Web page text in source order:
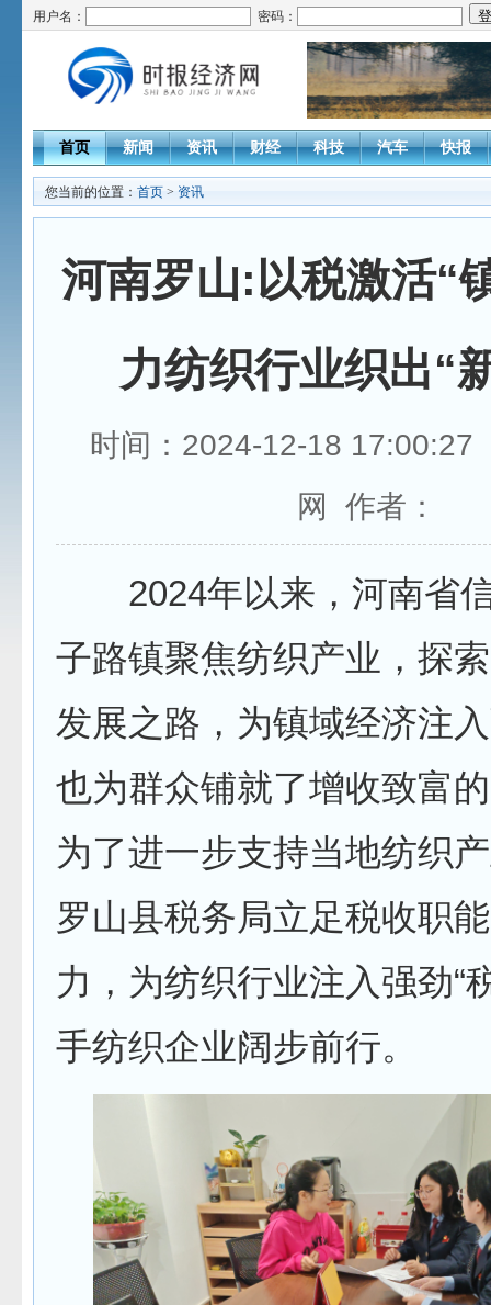
用户名： 密码：
首页 新闻 资讯 财经 科技 汽车 快报
您当前的位置： 首页 > 资讯
河南罗山:以税激活“
力纺织行业织出“
时间：2024-12-18 17:00:27
网 作者：
2024年以来，河南省
子路镇聚焦纺织产业，探
发展之路，为镇域经济注
也为群众铺就了增收致富
为了进一步支持当地纺织
罗山县税务局立足税收职
力，为纺织行业注入强劲“
手纺织企业阔步前行。